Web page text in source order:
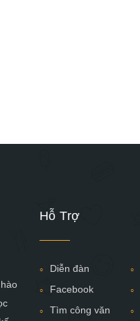
Hỗ Trợ
Diễn đàn
Facebook
Tìm công văn